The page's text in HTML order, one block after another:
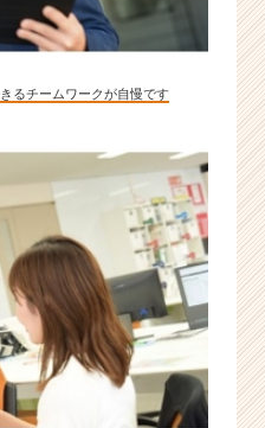
るチームワークが自慢です